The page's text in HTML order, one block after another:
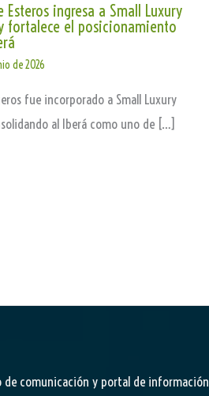
Esteros ingresa a Small Luxury
fortalece el posicionamiento
de 2026
fue incorporado a Small Luxury
al Iberá como uno de […]
de comunicación y portal de información